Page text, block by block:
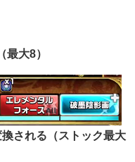
最大8）
される（ストック最大